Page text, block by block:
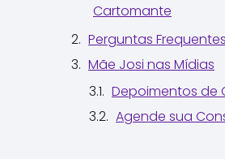
Cartomante
Perguntas Frequentes
Mãe Josi nas Mídias
Depoimentos de
Agende sua